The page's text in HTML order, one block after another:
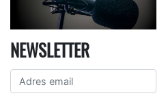
NEWSLETTER